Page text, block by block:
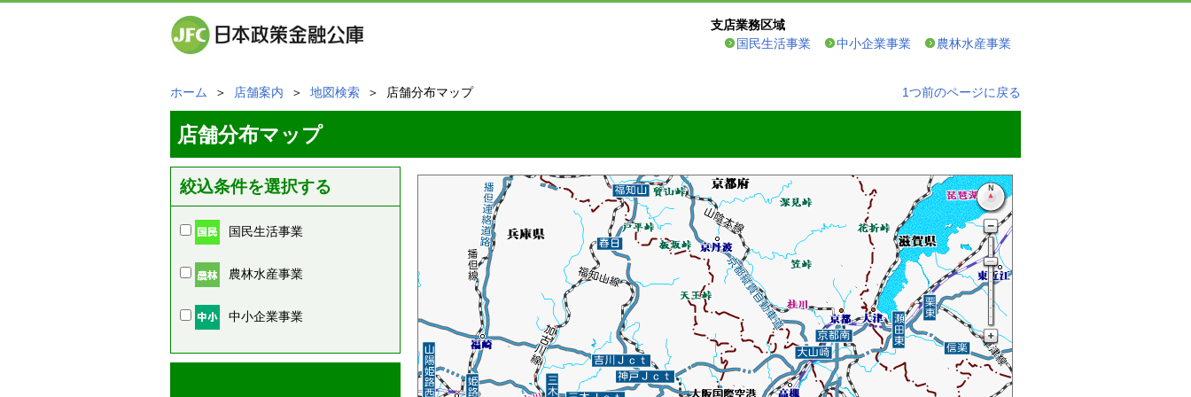
支店業務区域
国民生活事業
中小企業事業 農林水産事業
ホーム ＞ 店舗案内 ＞ 地図検索 ＞ 店舗分布マップ 1つ前のページに戻る
店舗分布マップ
絞込条件を選択する
国民生活事業
農林水産事業
中小企業事業